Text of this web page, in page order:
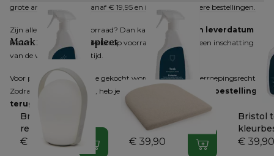
grote artikelen kan al vanaf € 19,95 en is gratis bij grotere bestellingen.
Zijn alle artikelen op voorraad? Dan kan je
direct een leverdatum
kiezen. Zijn niet alle artikelen op voorraad, dan krijg je een inschatting
van de verwachte levertijd.
Voor producten die online gekocht worden, geldt het herroepingsrecht.
Zodra je dit hebt gemeld, heb je
14 dagen de tijd om je bestelling
terug te sturen
Bristol teak
reiniger
In winkelwagen
€ 29,90
Bristol
transparante teak
beschermer
In winkelwagen
€ 39,90
Bristol
€ 39,90
Maak je look compleet